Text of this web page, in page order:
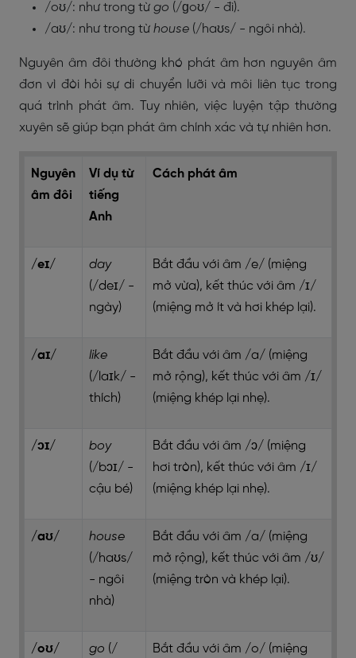
/oʊ/: như trong từ go (/ɡoʊ/ - đi).
/aʊ/: như trong từ house (/haʊs/ - ngôi nhà).
Nguyên âm đôi thường khó phát âm hơn nguyên âm
đơn vì đòi hỏi sự di chuyển lưỡi và môi liên tục trong
quá trình phát âm. Tuy nhiên, việc luyện tập thường
xuyên sẽ giúp bạn phát âm chính xác và tự nhiên hơn.
Nguyên
âm đôi
Ví dụ từ
tiếng
Anh
Cách phát âm
/eɪ/
day
(/deɪ/ -
ngày)
Bắt đầu với âm /e/ (miệng
mở vừa), kết thúc với âm /ɪ/
(miệng mở ít và hơi khép lại).
/aɪ/
like
(/laɪk/ -
thích)
Bắt đầu với âm /a/ (miệng
mở rộng), kết thúc với âm /ɪ/
(miệng khép lại nhẹ).
/ɔɪ/
boy
(/bɔɪ/ -
cậu bé)
Bắt đầu với âm /ɔ/ (miệng
hơi tròn), kết thúc với âm /ɪ/
(miệng khép lại nhẹ).
/aʊ/
house
(/haʊs/
- ngôi
nhà)
Bắt đầu với âm /a/ (miệng
mở rộng), kết thúc với âm /ʊ/
(miệng tròn và khép lại).
/oʊ/ go (/
Bắt đầu với âm /o/ (miệng